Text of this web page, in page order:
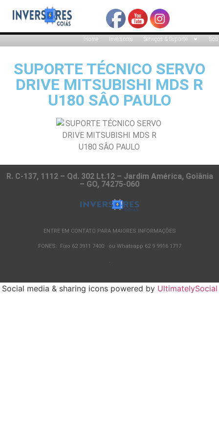
Home Inversores Serviços & Suporte
SUPORTE TÉCNICO SERVO
DRIVE MITSUBISHI MDS R
U180 SÂO PAULO
R. C-137, 1112 – Qd. 302 Lt.12 – Jardim América, Goiânia
– GO, 74275-060
ENTRE EM CONTATO PARA MAIORES INFORMAÇÕES
FONES: Fixo 62 3911 7400 ou Whatsapp 62 9 9916 1717
.
Social media & sharing icons powered by UltimatelySocial